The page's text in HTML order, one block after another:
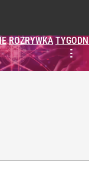
ROZRYWKA